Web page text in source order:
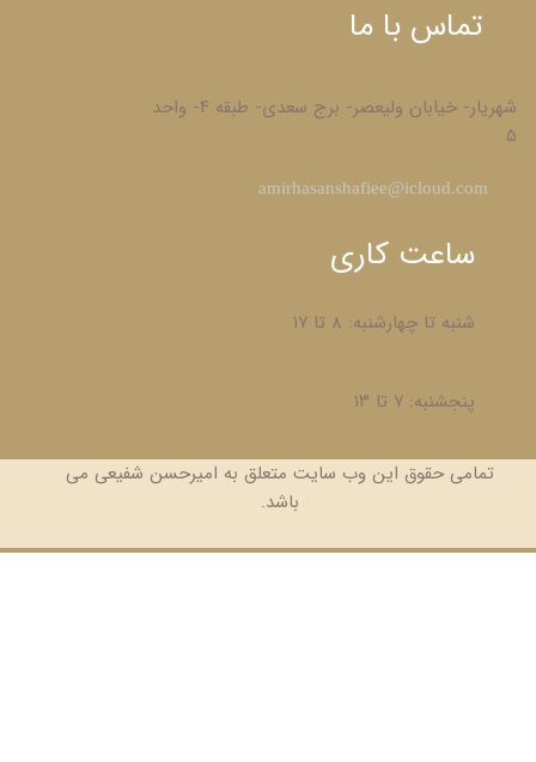
تماس با ما
شهریار- خیابان ولیعصر- برج سعدی- طبقه ۴- واحد
۵
​amirhasanshafiee@icloud.com
ساعت کاری
شنبه تا چهارشنبه: ۸ تا ۱۷
پنجشنبه: ۷ تا ۱۳
تمامی حقوق این وب سایت متعلق به امیرحسن شفیعی می
باشد.